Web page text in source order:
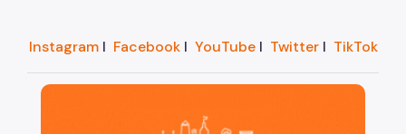
Mata Atlântica
Arborização Urbana
Áreas Protegidas, Áreas Verdes e Espaços Livres
InstagramI FacebookI YouTubeI TwitterI TikTok
São Paulo, cidade inteligente, resiliente e sustentável